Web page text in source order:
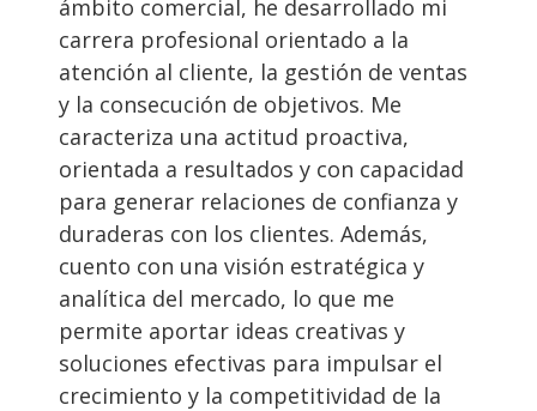
ámbito comercial, he desarrollado mi
carrera profesional orientado a la
atención al cliente, la gestión de ventas
y la consecución de objetivos. Me
caracteriza una actitud proactiva,
orientada a resultados y con capacidad
para generar relaciones de confianza y
duraderas con los clientes. Además,
cuento con una visión estratégica y
analítica del mercado, lo que me
permite aportar ideas creativas y
soluciones efectivas para impulsar el
crecimiento y la competitividad de la